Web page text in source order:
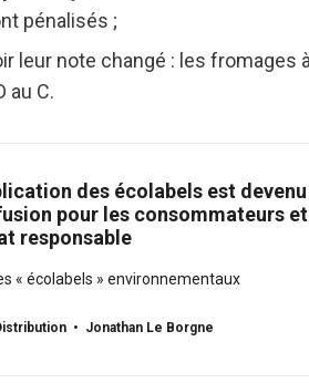
pénalisés ;
leur note changé : les fromages
au C.
des écolabels est devenu
pour les consommateurs et
responsable
« écolabels » environnementaux
Jonathan Le Borgne